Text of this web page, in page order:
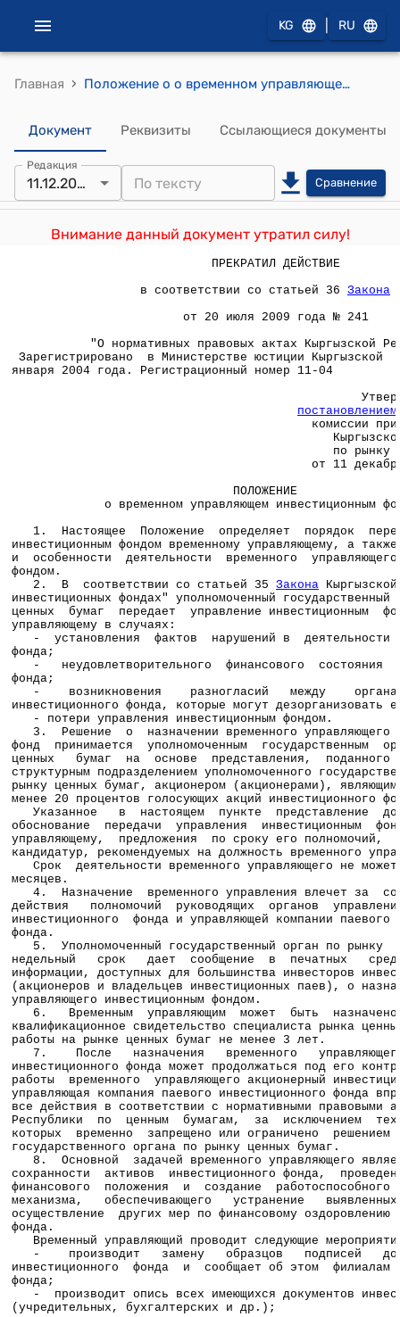
KG RU
Главная › Положение о о временном управляющем инвестиционным фондом ( Утверждено постановлением Государственной комиссии при Правительстве Кыргызской Республики по рынку ценных бумаг от 11 декабря 2003 года N 81)
Документ Реквизиты Ссылающиеся документы
Редакция
11.12.2003 Сравнение
Внимание данный документ утратил силу!